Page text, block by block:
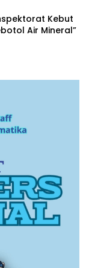
Kebut
Air Mineral”